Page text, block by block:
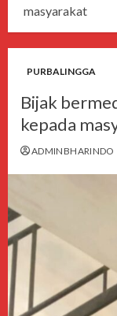
masyarakat
PURBALINGGA
Bijak
kepada
ADMINBHARINDO